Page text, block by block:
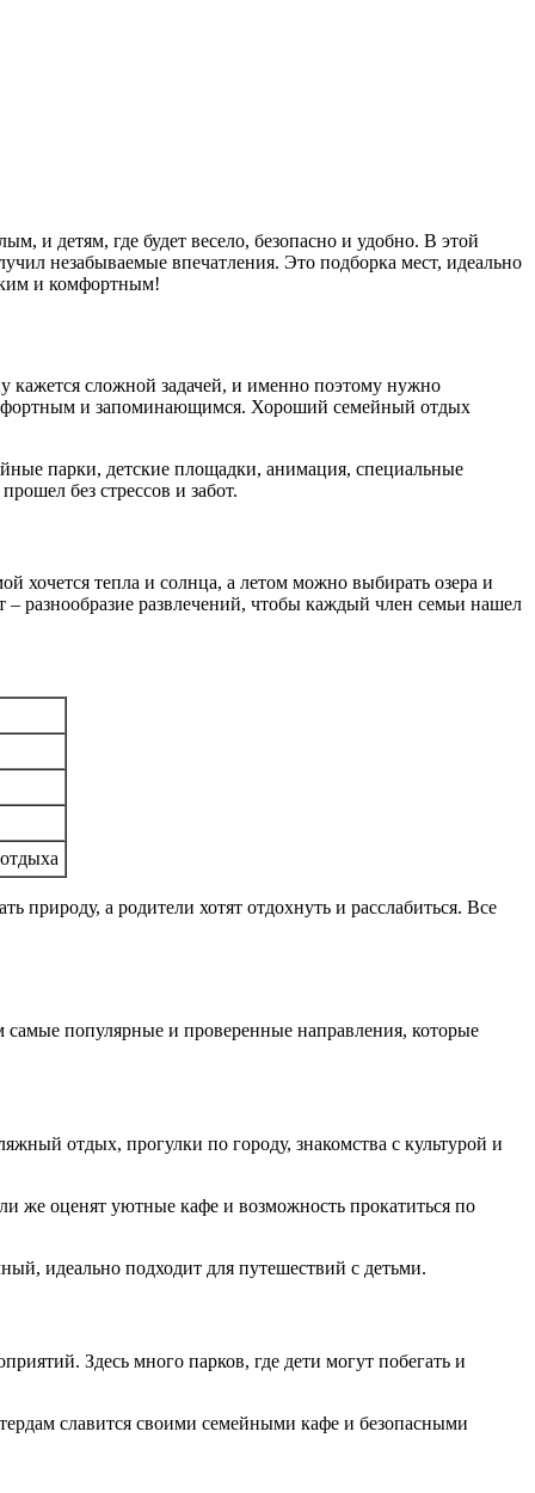
и детям, где будет весело, безопасно и удобно. В этой
незабываемые впечатления. Это подборка мест, идеально
и комфортным!
кажется сложной задачей, и именно поэтому нужно
и запоминающимся. Хороший семейный отдых
парки, детские площадки, анимация, специальные
без стрессов и забот.
хочется тепла и солнца, а летом можно выбирать озера и
разнообразие развлечений, чтобы каждый член семьи нашел
а родители хотят отдохнуть и расслабиться. Все
популярные и проверенные направления, которые
отдых, прогулки по городу, знакомства с культурой и
же оценят уютные кафе и возможность прокатиться по
идеально подходит для путешествий с детьми.
Здесь много парков, где дети могут побегать и
славится своими семейными кафе и безопасными